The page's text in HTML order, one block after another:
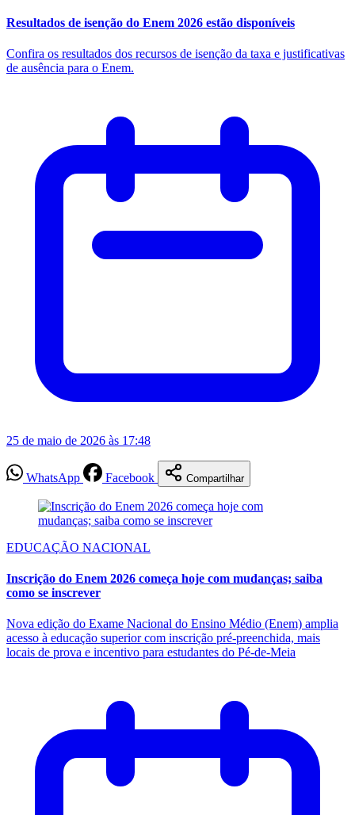
Resultados de isenção do Enem 2026 estão disponíveis
Confira os resultados dos recursos de isenção da taxa e justificativas
de ausência para o Enem.
25 de maio de 2026 às 17:48
WhatsApp Facebook Compartilhar
EDUCAÇÃO NACIONAL
Inscrição do Enem 2026 começa hoje com mudanças; saiba
como se inscrever
Nova edição do Exame Nacional do Ensino Médio (Enem) amplia
acesso à educação superior com inscrição pré-preenchida, mais
locais de prova e incentivo para estudantes do Pé-de-Meia